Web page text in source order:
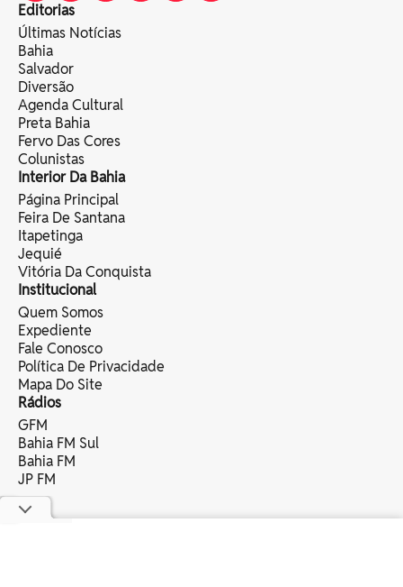
Editorias
Últimas Notícias
Bahia
Salvador
Diversão
Agenda Cultural
Preta Bahia
Fervo Das Cores
Colunistas
Interior Da Bahia
Página Principal
Feira De Santana
Itapetinga
Jequié
Vitória Da Conquista
Institucional
Quem Somos
Expediente
Fale Conosco
Política De Privacidade
Mapa Do Site
Rádios
GFM
Bahia FM Sul
Bahia FM
JP FM